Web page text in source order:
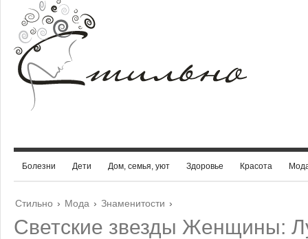
Болезни Дети Дом, семья, уют Здоровье Красота
Стильно › Мода › Знаменитости ›
Светские звезды Женщины: